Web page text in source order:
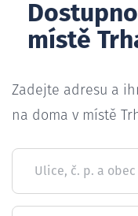
místě
Zadejte adresu a
na doma v místě
Ulice, č. p. a obec